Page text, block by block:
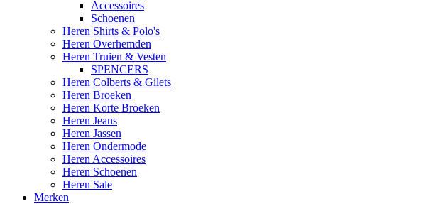
Accessoires
Schoenen
Heren Shirts & Polo's
Heren Overhemden
Heren Truien & Vesten
SPENCERS
Heren Colberts & Gilets
Heren Broeken
Heren Korte Broeken
Heren Jeans
Heren Jassen
Heren Ondermode
Heren Accessoires
Heren Schoenen
Heren Sale
Merken